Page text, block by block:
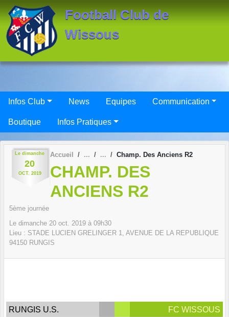
Football Club de
Wissous
Infos Club News Equipes Communication
Boutique Infos Pratiques
Le dimanche
20
OCT. 2019
Accueil Champ. Des Anciens R2
CHAMP. DES
ANCIENS R2
5ème journée
Le dimanche 20 oct. 2019 à 09h30
Lieu : STADE LUCIEN GRELINGER 1, AVENUE DE LA REPUBLIQUE
94150 RUNGIS
RUNGIS U.S. FC WISSOUS
Panneau de gestion des cookies